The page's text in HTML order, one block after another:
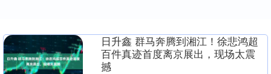
日升鑫 群马奔腾到湘江！徐悲鸿超
百件真迹首度离京展出，现场太震
撼